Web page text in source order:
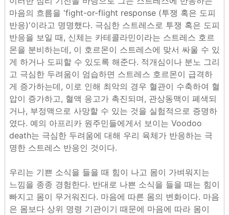
마음의 흐름을 'fight-or-flight response (투쟁 혹은 도피
반응)'이라고 명명했다. 극심한 스트레스로 투쟁 혹은 도피
반응을 보일 때, 신체는 카테콜라민이라는 스트레스 호르
몬을 분비하는데, 이 호르몬이 스트레스에 맞서 싸울 수 있
게 하거나 도피할 수 있도록 해준다. 적개심이나 분노 그리
고 극심한 두려움이 엄습하면 스트레스 호르몬이 급격하
게 증가하는데, 이로 인해 최악의 경우 혈관이 수축하여 혈
압이 증가하고, 혈액 응고가 촉진되며, 관상동맥이 폐색되
거나, 부정맥으로 사망할 수 있는 것을 실험적으로 증명하
였다. 예의 아프리카 원주민들에게서 보이는 Voodoo
death는 극심한 두려움에 대해 우리 육체가 반응하는 극
명한 스트레스 반응인 것이다.
우리는 기쁜 소식을 들을 때 힘이 나고 몸이 가벼워지는
느낌을 종종 경험한다. 반대로 나쁜 소식을 들을 때는 힘이
빠지고 몸이 무거워진다. 마음에 따른 몸의 변화이다. 마음
은 몸보다 상위 명령 기관이기 때문에 마음에 따라 몸이